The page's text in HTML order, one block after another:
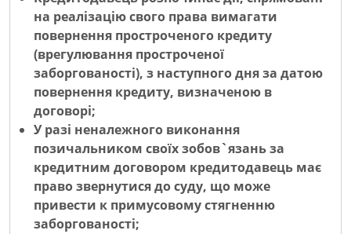
на реалізацію свого права вимагати
повернення простроченого кредиту
(врегулювання простроченої
заборгованості), з наступного дня за датою
повернення кредиту, визначеною в
договорі;
У разі неналежного виконання
позичальником своїх зобов`язань за
кредитним договором кредитодавець має
право звернутися до суду, що може
привести к примусовому стягненню
заборгованості;